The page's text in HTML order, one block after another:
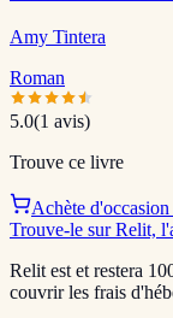
Amy Tintera
Roman
5.0(1 avis)
Trouve ce livre
Achète
Trouve-le sur Relit,
Relit est et restera
couvrir les frais